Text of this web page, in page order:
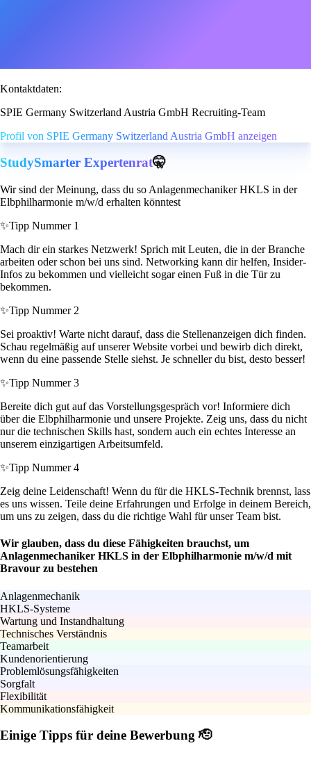
Kontaktdaten:
SPIE Germany Switzerland Austria GmbH Recruiting-Team
Profil von SPIE Germany Switzerland Austria GmbH anzeigen
StudySmarter Expertenrat🤫
Wir sind der Meinung, dass du so Anlagenmechaniker HKLS in der
Elbphilharmonie m/w/d erhalten könntest
✨Tipp Nummer 1
Mach dir ein starkes Netzwerk! Sprich mit Leuten, die in der Branche
arbeiten oder schon bei uns sind. Networking kann dir helfen, Insider-
Infos zu bekommen und vielleicht sogar einen Fuß in die Tür zu
bekommen.
✨Tipp Nummer 2
Sei proaktiv! Warte nicht darauf, dass die Stellenanzeigen dich finden.
Schau regelmäßig auf unserer Website vorbei und bewirb dich direkt,
wenn du eine passende Stelle siehst. Je schneller du bist, desto besser!
✨Tipp Nummer 3
Bereite dich gut auf das Vorstellungsgespräch vor! Informiere dich
über die Elbphilharmonie und unsere Projekte. Zeig uns, dass du nicht
nur die technischen Skills hast, sondern auch ein echtes Interesse an
unserem einzigartigen Arbeitsumfeld.
✨Tipp Nummer 4
Zeig deine Leidenschaft! Wenn du für die HKLS-Technik brennst, lass
es uns wissen. Teile deine Erfahrungen und Erfolge in deinem Bereich,
um uns zu zeigen, dass du die richtige Wahl für unser Team bist.
Wir glauben, dass du diese Fähigkeiten brauchst, um
Anlagenmechaniker HKLS in der Elbphilharmonie m/w/d mit
Bravour zu bestehen
Anlagenmechanik
HKLS-Systeme
Wartung und Instandhaltung
Technisches Verständnis
Teamarbeit
Kundenorientierung
Problemlösungsfähigkeiten
Sorgfalt
Flexibilität
Kommunikationsfähigkeit
Einige Tipps für deine Bewerbung 🫡